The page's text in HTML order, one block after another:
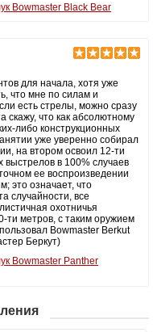
Bowmaster Black Bear
для начала, хотя уже
что мне по силам и
есть стрелы, можно сразу
скажу, что как абсолютному
либо конструкционных
уже уверенно собирал
на втором освоил 12-ти
в 100% случаев
ее воспроизведении
это означает, что
случайности, все
охотничья
ти метров, с таким оружием
Bowmaster Berkut
Беркут)
Bowmaster Panther